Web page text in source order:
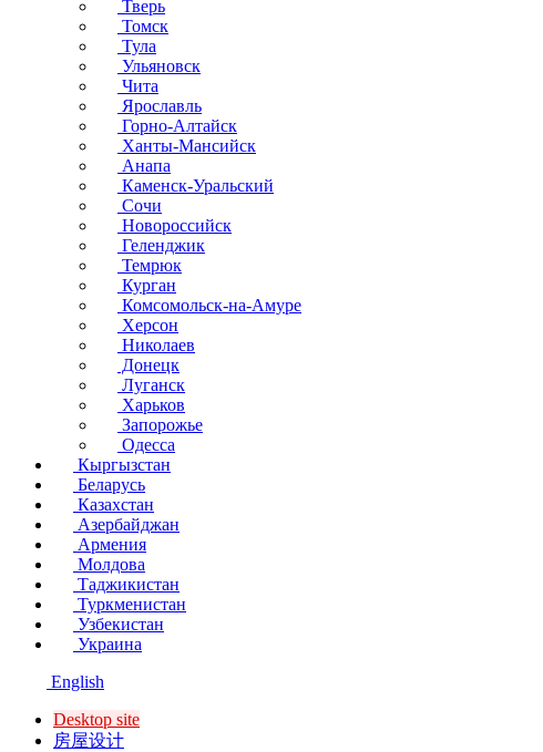
Тверь
Томск
Тула
Ульяновск
Чита
Ярославль
Горно-Алтайск
Ханты-Мансийск
Анапа
Каменск-Уральский
Сочи
Новороссийск
Геленджик
Темрюк
Курган
Комсомольск-на-Амуре
Херсон
Николаев
Донецк
Луганск
Харьков
Запорожье
Одесса
Кыргызстан
Беларусь
Казахстан
Азербайджан
Армения
Молдова
Таджикистан
Туркменистан
Узбекистан
Украина
English
Desktop site
房屋设计